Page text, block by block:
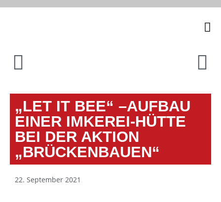
„LET IT BEE“ –AUFBAU
EINER IMKEREI-HÜTTE
BEI DER AKTION
„BRÜCKENBAUEN“
22. September 2021